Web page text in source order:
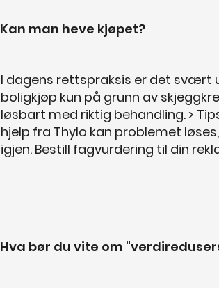
Kan man heve kjøpet?
I dagens rettspraksis er det svært
boligkjøp kun på grunn av
løsbart med riktig behandling. >
hjelp fra Thylo kan problemet
igjen. Bestill fagvurdering til din
Hva bør du vite om